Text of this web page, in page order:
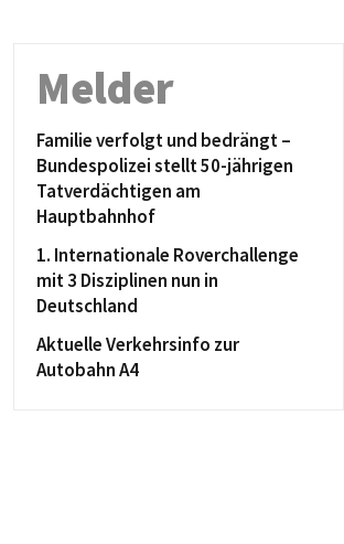
Melder
Familie verfolgt und bedrängt –
Bundespolizei stellt 50-jährigen
Tatverdächtigen am
Hauptbahnhof
1. Internationale Roverchallenge
mit 3 Disziplinen nun in
Deutschland
Aktuelle Verkehrsinfo zur
Autobahn A4